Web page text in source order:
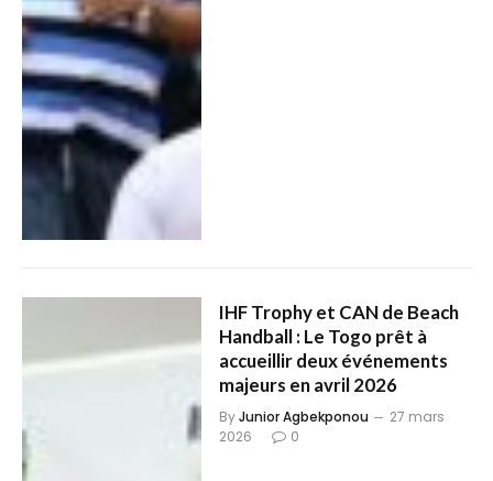
IHF Trophy et CAN de Beach
Handball : Le Togo prêt à
accueillir deux événements
majeurs en avril 2026
ByJunior Agbekponou
27 mars
2026
0